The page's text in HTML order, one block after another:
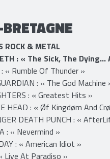
ROCK & METAL
: « The Sick, The Dying…
« Rumble Of Thunder »
: « The God Machine
: « Greatest Hits »
HEAD : « Øf Kingdøm And
DEATH PUNCH : «
: « Nevermind »